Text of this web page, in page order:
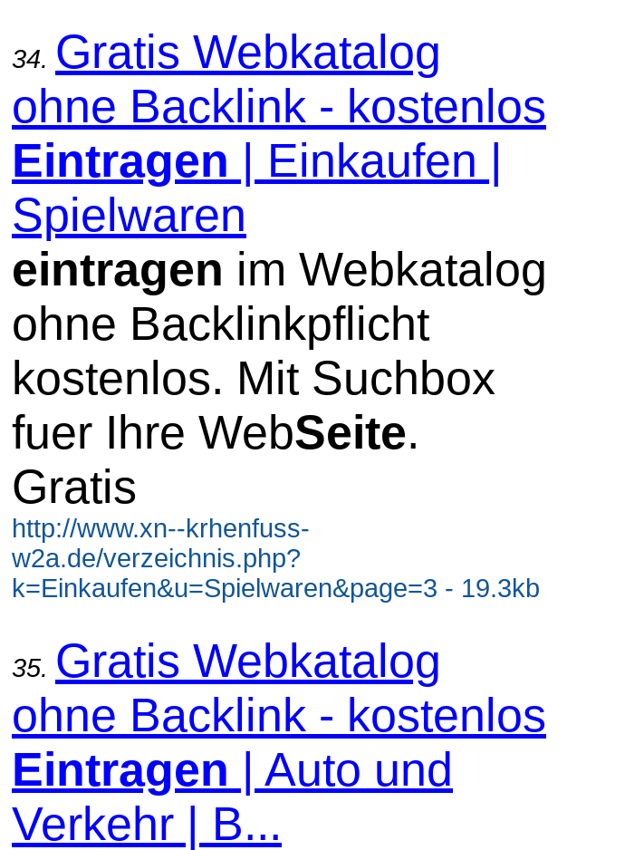
34. Gratis Webkatalog
ohne Backlink - kostenlos
Eintragen | Einkaufen |
Spielwaren
eintragen im Webkatalog
ohne Backlinkpflicht
kostenlos. Mit Suchbox
fuer Ihre WebSeite.
Gratis
http://www.xn--krhenfuss-
w2a.de/verzeichnis.php?
k=Einkaufen&u=Spielwaren&page=3 - 19.3kb
35. Gratis Webkatalog
ohne Backlink - kostenlos
Eintragen | Auto und
Verkehr | B...